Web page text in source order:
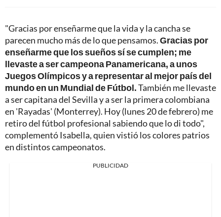
"Gracias por enseñarme que la vida y la cancha se
parecen mucho más de lo que pensamos.Gracias por
enseñarme que los sueños sí se cumplen; me
llevaste a ser campeona Panamericana, a unos
Juegos Olímpicos y a representar al mejor país del
mundo en un Mundial de Fútbol.También me llevaste
a ser capitana del Sevilla y a ser la primera colombiana
en 'Rayadas' (Monterrey). Hoy (lunes 20 de febrero) me
retiro del fútbol profesional sabiendo que lo di todo",
complementó Isabella, quien vistió los colores patrios
en distintos campeonatos.
PUBLICIDAD